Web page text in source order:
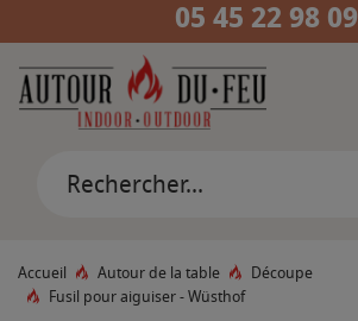
05 45 22 98 09
Accueil Autour de la table
Découpe
Fusil pour aiguiser - Wüsthof